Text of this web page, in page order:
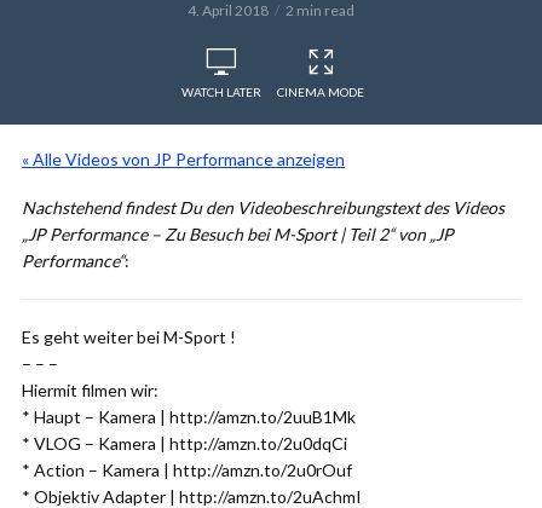
4. April 2018 2 min read
WATCH LATER CINEMA MODE
« Alle Videos von JP Performance anzeigen
Nachstehend findest Du den Videobeschreibungstext des Videos
„JP Performance – Zu Besuch bei M-Sport | Teil 2“ von „JP
Performance“:
Es geht weiter bei M-Sport !
– – –
Hiermit filmen wir:
* Haupt – Kamera | http://amzn.to/2uuB1Mk
* VLOG – Kamera | http://amzn.to/2u0dqCi
* Action – Kamera | http://amzn.to/2u0rOuf
* Objektiv Adapter | http://amzn.to/2uAchmI